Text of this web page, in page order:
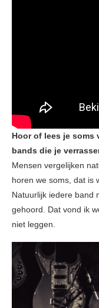
Hoor of lees je soms
bands die je
Mensen vergelijken
horen we soms, dat is
Natuurlijk iedere band
gehoord. Dat vond ik
niet leggen.